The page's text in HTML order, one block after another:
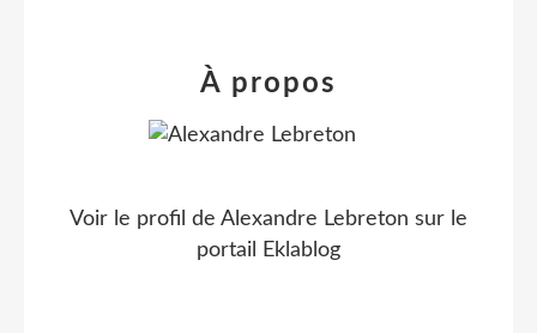
À propos
Voir le profil de Alexandre Lebreton sur le
portail Eklablog